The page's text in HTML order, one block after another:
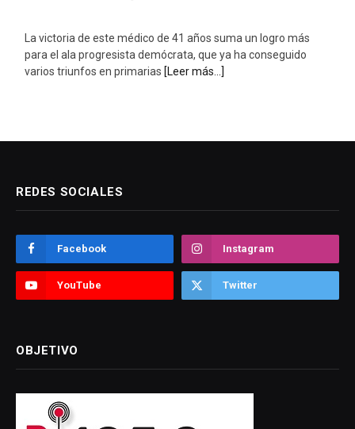
La victoria de este médico de 41 años suma un logro más
para el ala progresista demócrata, que ya ha conseguido
varios triunfos en primarias [Leer más...]
REDES SOCIALES
Facebook Instagram
YouTube Twitter
OBJETIVO